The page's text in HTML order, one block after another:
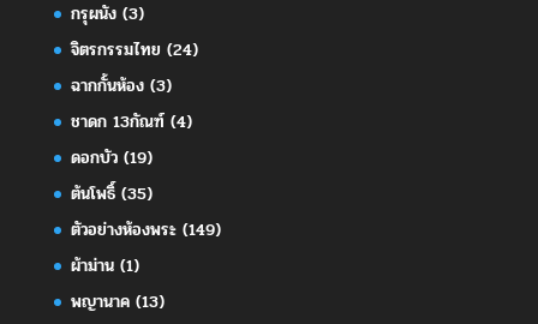
กรุผนัง(3)
จิตรกรรมไทย (24)
ฉากกั้นห้อง(3)
ชาดก 13กัณฑ์(4)
ดอกบัว(19)
ต้นโพธิ์(35)
ตัวอย่างห้องพระ(149)
ผ้าม่าน(1)
พญานาค(13)